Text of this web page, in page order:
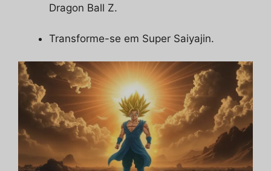
Dragon Ball Z.
Transforme-se em Super Saiyajin.